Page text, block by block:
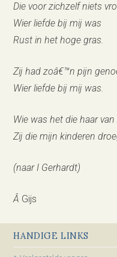
Die voor zichzelf niets
Wier liefde bij mij was
Rust in het hoge gras.
Zij had zoâ€™n pijn
Wier liefde bij mij was.
Wie was het die haar
Zij die mijn kinderen
(naar I Gerhardt)
Â Gijs
HANDIGE LINKS